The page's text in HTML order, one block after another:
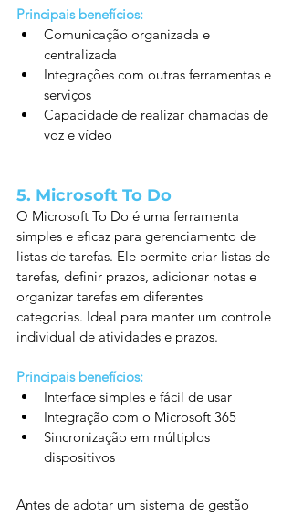
Principais benefícios:
Comunicação organizada e
centralizada
Integrações com outras ferramentas e
serviços
Capacidade de realizar chamadas de
voz e vídeo
5. Microsoft To Do
O Microsoft To Do é uma ferramenta
simples e eficaz para gerenciamento de
listas de tarefas. Ele permite criar listas de
tarefas, definir prazos, adicionar notas e
organizar tarefas em diferentes
categorias. Ideal para manter um controle
individual de atividades e prazos.
Principais benefícios:
Interface simples e fácil de usar
Integração com o Microsoft 365
Sincronização em múltiplos
dispositivos
Antes de adotar um sistema de gestão